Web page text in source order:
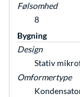
Følsomhed
8
Bygning
Design
Stativ
Omformertype